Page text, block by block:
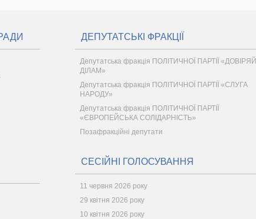
ДЕПУТАТСЬКІ ФРАКЦІЇ
Депутатська фракція ПОЛІТИЧНОЇ ПАРТІЇ «ДОВІРЯЙ
ДІЛАМ»
Депутатська фракція ПОЛІТИЧНОЇ ПАРТІЇ «СЛУГА
НАРОДУ»
Депутатська фракція ПОЛІТИЧНОЇ ПАРТІЇ
«ЄВРОПЕЙСЬКА СОЛІДАРНІСТЬ»
Позафракційні депутати
СЕСІЙНІ ГОЛОСУВАННЯ
11 червня 2026 року
29 квітня 2026 року
10 квітня 2026 року